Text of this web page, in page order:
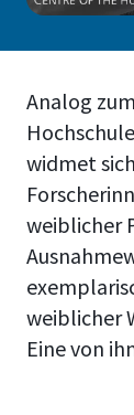
Analog
widmet
weiblicher
weiblicher
Eine von